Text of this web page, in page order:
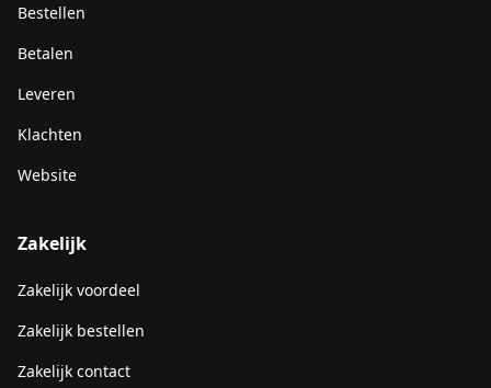
Bestellen
Betalen
Leveren
Klachten
Website
Zakelijk
Zakelijk voordeel
Zakelijk bestellen
Zakelijk contact